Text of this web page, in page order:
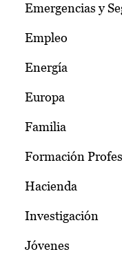
Emergencias y
Empleo
Energía
Europa
Familia
Formación
Hacienda
Investigación
Jóvenes